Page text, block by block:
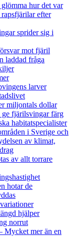
hur det var
efter
sprider sig i
mot fjäril
laddad fråga
larver
miljontals dollar
fjärilsvingar färg
habitatspecialister
i Sverige och
av klimat,
av allt torrare
hotar de
hjälper
norrut
Mycket mer än en